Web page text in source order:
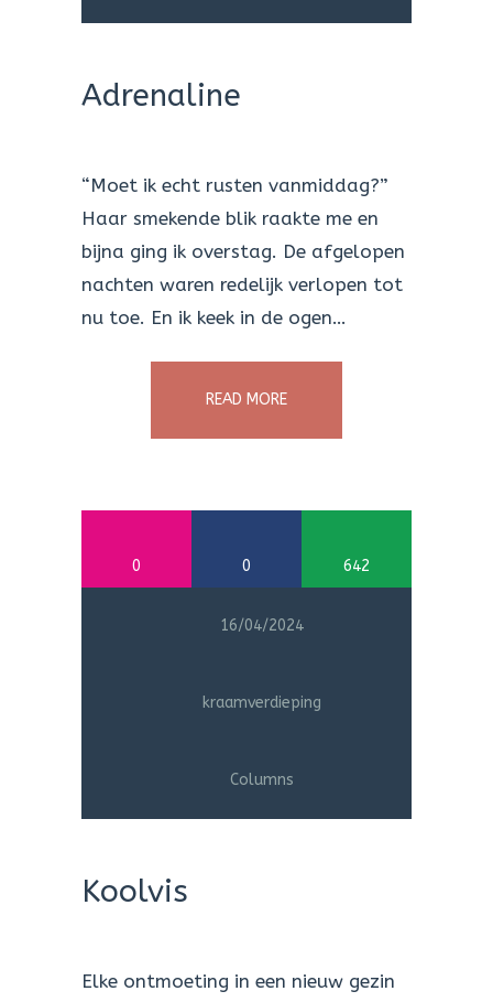
Adrenaline
“Moet ik echt rusten vanmiddag?”
Haar smekende blik raakte me en
bijna ging ik overstag. De afgelopen
nachten waren redelijk verlopen tot
nu toe. En ik keek in de ogen…
READ MORE
0 0 642
16/04/2024
kraamverdieping
Columns
Koolvis
Elke ontmoeting in een nieuw gezin